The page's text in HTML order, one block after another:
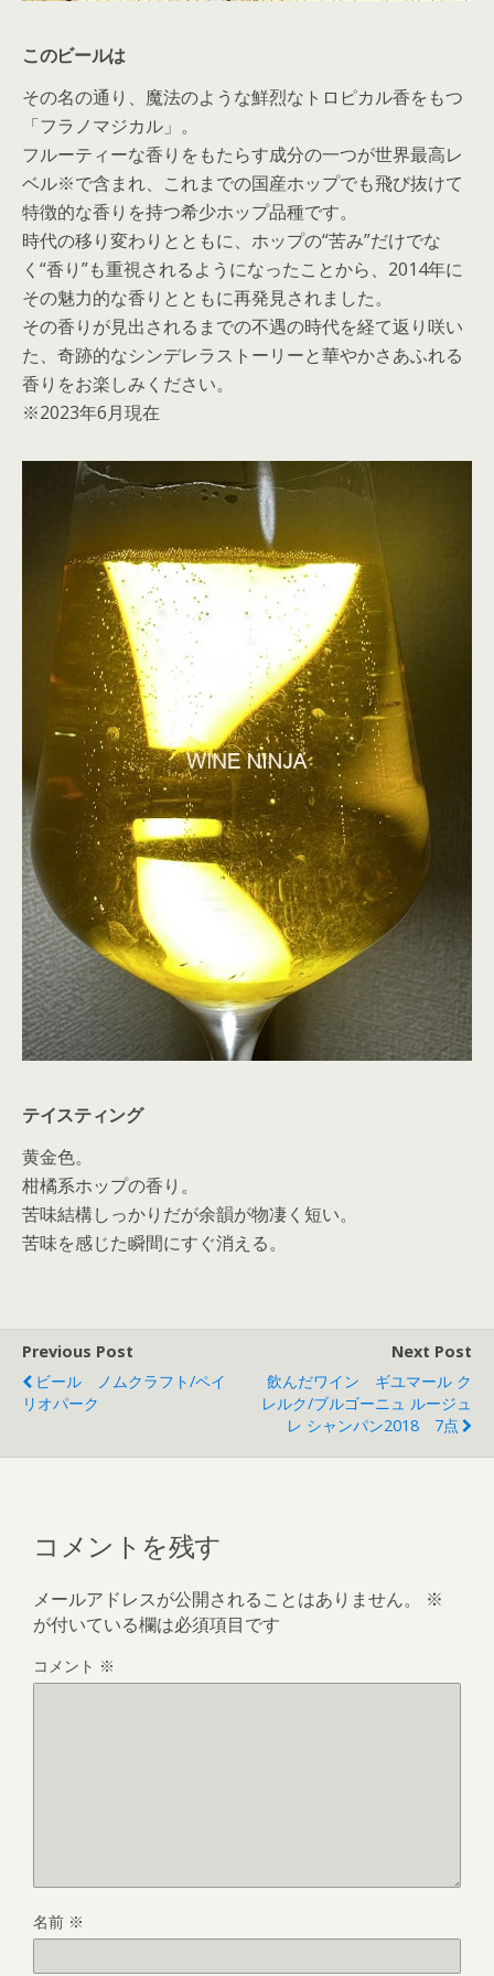
このビールは
その名の通り、魔法のような鮮烈なトロピカル香をもつ
「フラノマジカル」。
フルーティーな香りをもたらす成分の一つが世界最高レ
ベル※で含まれ、これまでの国産ホップでも飛び抜けて
特徴的な香りを持つ希少ホップ品種です。
時代の移り変わりとともに、ホップの“苦み”だけでな
く“香り”も重視されるようになったことから、2014年に
その魅力的な香りとともに再発見されました。
その香りが見出されるまでの不遇の時代を経て返り咲い
た、奇跡的なシンデレラストーリーと華やかさあふれる
香りをお楽しみください。
※2023年6月現在
テイスティング
黄金色。
柑橘系ホップの香り。
苦味結構しっかりだが余韻が物凄く短い。
苦味を感じた瞬間にすぐ消える。
Previous Post
ビール ノムクラフト/ペイ
リオパーク
Next Post
飲んだワイン ギユマール ク
レルク/ブルゴーニュ ルージュ
レ シャンパン2018 7点
コメントを残す
メールアドレスが公開されることはありません。
※
が付いている欄は必須項目です
コメント ※
名前 ※